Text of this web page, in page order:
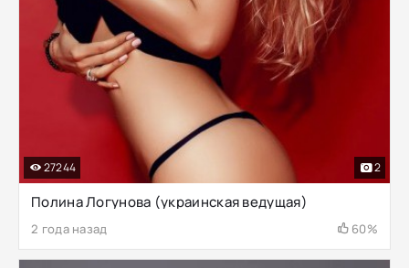
Полина Логунова (украинская ведущая)
2 года назад 60%
27244 2